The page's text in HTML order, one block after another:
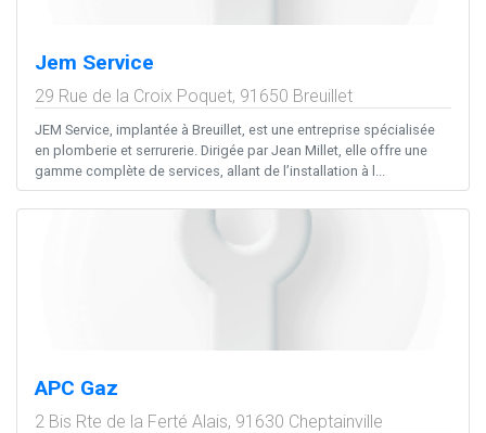
Jem Service
29 Rue de la Croix Poquet, 91650 Breuillet
JEM Service, implantée à Breuillet, est une entreprise spécialisée
en plomberie et serrurerie. Dirigée par Jean Millet, elle offre une
gamme complète de services, allant de l’installation à l...
APC Gaz
2 Bis Rte de la Ferté Alais, 91630 Cheptainville